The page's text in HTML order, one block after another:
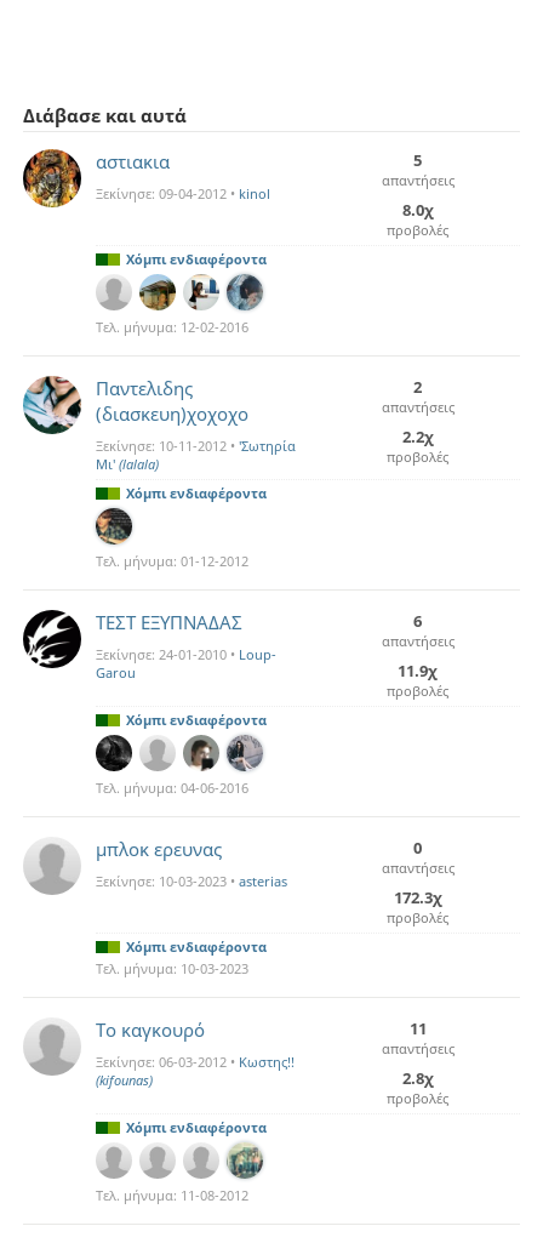
Διάβασε και αυτά
αστιακια
Ξεκίνησε: 09-04-2012 • kinol
5
απαντήσεις
8.0χ
προβολές
Χόμπι ενδιαφέροντα
Τελ. μήνυμα: 12-02-2016
Παντελιδης
(διασκευη)χοχοχο
Ξεκίνησε: 10-11-2012 • 'Σωτηρία
Mι' (lalala)
2
απαντήσεις
2.2χ
προβολές
Χόμπι ενδιαφέροντα
Τελ. μήνυμα: 01-12-2012
ΤΕΣΤ ΕΞΥΠΝΑΔΑΣ
Ξεκίνησε: 24-01-2010 • Loup-
Garou
6
απαντήσεις
11.9χ
προβολές
Χόμπι ενδιαφέροντα
Τελ. μήνυμα: 04-06-2016
μπλοκ ερευνας
Ξεκίνησε: 10-03-2023 • asterias
0
απαντήσεις
172.3χ
προβολές
Χόμπι ενδιαφέροντα
Τελ. μήνυμα: 10-03-2023
Το καγκουρό
Ξεκίνησε: 06-03-2012 • Κωστης!!
(kifounas)
11
απαντήσεις
2.8χ
προβολές
Χόμπι ενδιαφέροντα
Τελ. μήνυμα: 11-08-2012